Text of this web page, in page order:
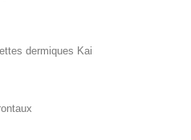
dermiques Kai